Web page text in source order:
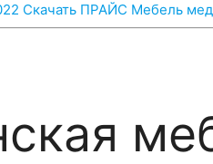
Скачать ПРАЙС Мебель